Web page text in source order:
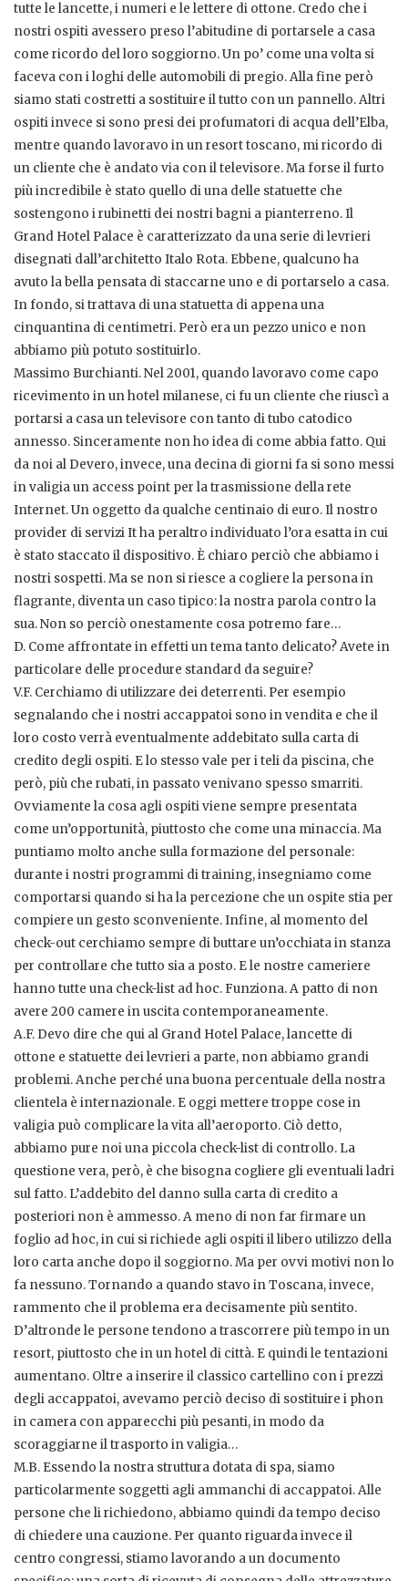
tutte le lancette, i numeri e le lettere di ottone. Credo che i
nostri ospiti avessero preso l’abitudine di portarsele a casa
come ricordo del loro soggiorno. Un po’ come una volta si
faceva con i loghi delle automobili di pregio. Alla fine però
siamo stati costretti a sostituire il tutto con un pannello. Altri
ospiti invece si sono presi dei profumatori di acqua dell’Elba,
mentre quando lavoravo in un resort toscano, mi ricordo di
un cliente che è andato via con il televisore. Ma forse il furto
più incredibile è stato quello di una delle statuette che
sostengono i rubinetti dei nostri bagni a pianterreno. Il
Grand Hotel Palace è caratterizzato da una serie di levrieri
disegnati dall’architetto Italo Rota. Ebbene, qualcuno ha
avuto la bella pensata di staccarne uno e di portarselo a casa.
In fondo, si trattava di una statuetta di appena una
cinquantina di centimetri. Però era un pezzo unico e non
abbiamo più potuto sostituirlo.
Massimo Burchianti. Nel 2001, quando lavoravo come capo
ricevimento in un hotel milanese, ci fu un cliente che riuscì a
portarsi a casa un televisore con tanto di tubo catodico
annesso. Sinceramente non ho idea di come abbia fatto. Qui
da noi al Devero, invece, una decina di giorni fa si sono messi
in valigia un access point per la trasmissione della rete
Internet. Un oggetto da qualche centinaio di euro. Il nostro
provider di servizi It ha peraltro individuato l’ora esatta in cui
è stato staccato il dispositivo. È chiaro perciò che abbiamo i
nostri sospetti. Ma se non si riesce a cogliere la persona in
flagrante, diventa un caso tipico: la nostra parola contro la
sua. Non so perciò onestamente cosa potremo fare…
D. Come affrontate in effetti un tema tanto delicato? Avete in
particolare delle procedure standard da seguire?
V.F. Cerchiamo di utilizzare dei deterrenti. Per esempio
segnalando che i nostri accappatoi sono in vendita e che il
loro costo verrà eventualmente addebitato sulla carta di
credito degli ospiti. E lo stesso vale per i teli da piscina, che
però, più che rubati, in passato venivano spesso smarriti.
Ovviamente la cosa agli ospiti viene sempre presentata
come un’opportunità, piuttosto che come una minaccia. Ma
puntiamo molto anche sulla formazione del personale:
durante i nostri programmi di training, insegniamo come
comportarsi quando si ha la percezione che un ospite stia per
compiere un gesto sconveniente. Infine, al momento del
check-out cerchiamo sempre di buttare un’occhiata in stanza
per controllare che tutto sia a posto. E le nostre cameriere
hanno tutte una check-list ad hoc. Funziona. A patto di non
avere 200 camere in uscita contemporaneamente.
A.F. Devo dire che qui al Grand Hotel Palace, lancette di
ottone e statuette dei levrieri a parte, non abbiamo grandi
problemi. Anche perché una buona percentuale della nostra
clientela è internazionale. E oggi mettere troppe cose in
valigia può complicare la vita all’aeroporto. Ciò detto,
abbiamo pure noi una piccola check-list di controllo. La
questione vera, però, è che bisogna cogliere gli eventuali ladri
sul fatto. L’addebito del danno sulla carta di credito a
posteriori non è ammesso. A meno di non far firmare un
foglio ad hoc, in cui si richiede agli ospiti il libero utilizzo della
loro carta anche dopo il soggiorno. Ma per ovvi motivi non lo
fa nessuno. Tornando a quando stavo in Toscana, invece,
rammento che il problema era decisamente più sentito.
D’altronde le persone tendono a trascorrere più tempo in un
resort, piuttosto che in un hotel di città. E quindi le tentazioni
aumentano. Oltre a inserire il classico cartellino con i prezzi
degli accappatoi, avevamo perciò deciso di sostituire i phon
in camera con apparecchi più pesanti, in modo da
scoraggiarne il trasporto in valigia…
M.B. Essendo la nostra struttura dotata di spa, siamo
particolarmente soggetti agli ammanchi di accappatoi. Alle
persone che li richiedono, abbiamo quindi da tempo deciso
di chiedere una cauzione. Per quanto riguarda invece il
centro congressi, stiamo lavorando a un documento